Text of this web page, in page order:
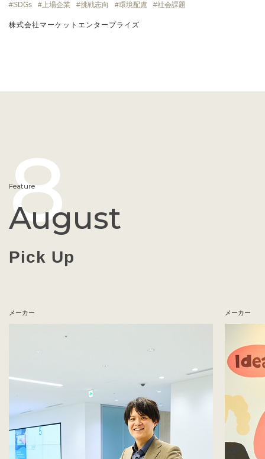
SDGs 上場企業 挑戦志向 環境配慮 社会課題
株式会社マーケットエンタープライズ
Feature
8
August
Pick Up
メーカー メーカー